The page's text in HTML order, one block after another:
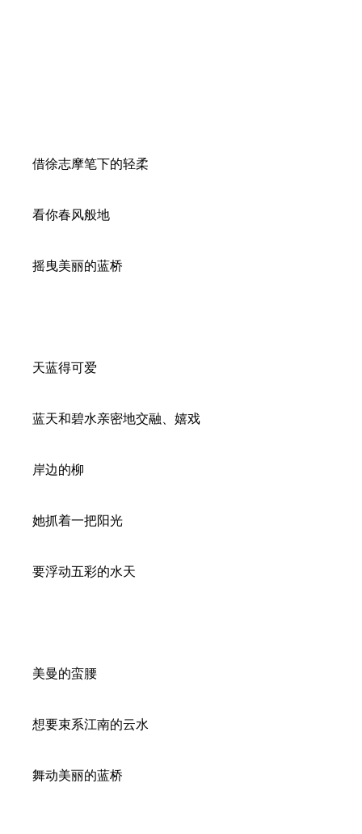
借徐志摩笔下的轻柔
看你春风般地
摇曳美丽的蓝桥
天蓝得可爱
蓝天和碧水亲密地交融、嬉戏
岸边的柳
她抓着一把阳光
要浮动五彩的水天
美曼的蛮腰
想要束系江南的云水
舞动美丽的蓝桥